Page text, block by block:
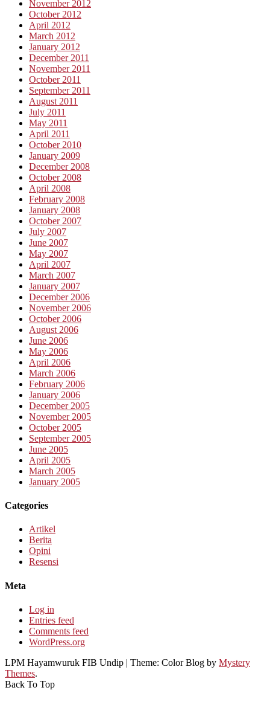
November 2012
October 2012
April 2012
March 2012
January 2012
December 2011
November 2011
October 2011
September 2011
August 2011
July 2011
May 2011
April 2011
October 2010
January 2009
December 2008
October 2008
April 2008
February 2008
January 2008
October 2007
July 2007
June 2007
May 2007
April 2007
March 2007
January 2007
December 2006
November 2006
October 2006
August 2006
June 2006
May 2006
April 2006
March 2006
February 2006
January 2006
December 2005
November 2005
October 2005
September 2005
June 2005
April 2005
March 2005
January 2005
Categories
Artikel
Berita
Opini
Resensi
Meta
Log in
Entries feed
Comments feed
WordPress.org
LPM Hayamwuruk FIB Undip | Theme: Color Blog by Mystery
Themes.
Back To Top